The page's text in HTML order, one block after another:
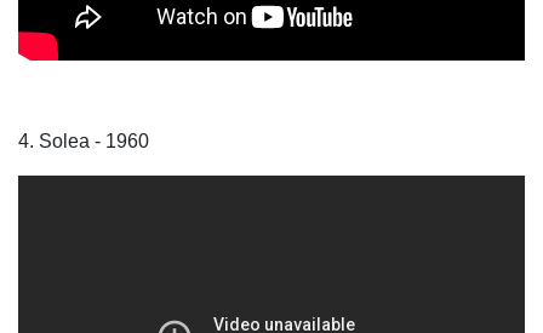
4. Solea - 1960